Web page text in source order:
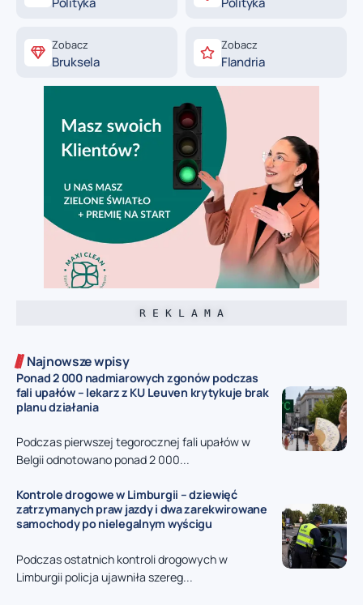
Zobacz
Bruksela
Zobacz
Flandria
R E K L A M A
Najnowsze wpisy
Ponad 2 000 nadmiarowych zgonów podczas
fali upałów – lekarz z KU Leuven krytykuje brak
planu działania
Podczas pierwszej tegorocznej fali upałów w
Belgii odnotowano ponad 2 000...
Kontrole drogowe w Limburgii – dziewięć
zatrzymanych praw jazdy i dwa zarekwirowane
samochody po nielegalnym wyścigu
Podczas ostatnich kontroli drogowych w
Limburgii policja ujawniła szereg...